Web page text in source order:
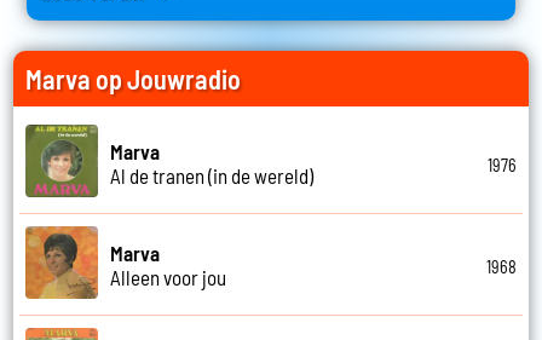
Marva op Jouwradio
Marva
Al de tranen (in de wereld)
1976
Marva
Alleen voor jou
1968